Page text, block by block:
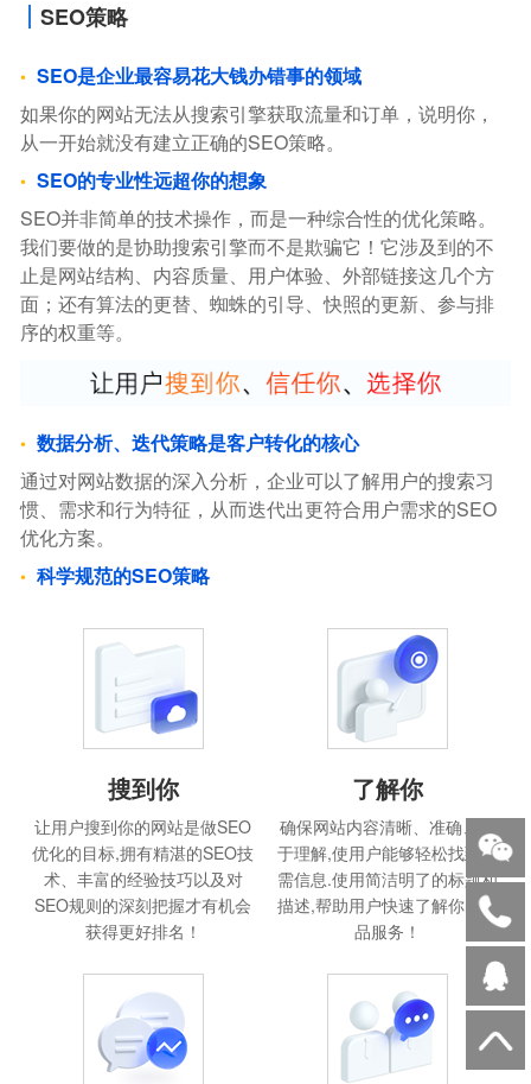
SEO策略
SEO是企业最容易花大钱办错事的领域
如果你的网站无法从搜索引擎获取流量和订单，说明你，
从一开始就没有建立正确的SEO策略。
SEO的专业性远超你的想象
SEO并非简单的技术操作，而是一种综合性的优化策略。
我们要做的是协助搜索引擎而不是欺骗它！它涉及到的不
止是网站结构、内容质量、用户体验、外部链接这几个方
面；还有算法的更替、蜘蛛的引导、快照的更新、参与排
序的权重等。
数据分析、迭代策略是客户转化的核心
通过对网站数据的深入分析，企业可以了解用户的搜索习
惯、需求和行为特征，从而迭代出更符合用户需求的SEO
优化方案。
科学规范的SEO策略
搜到你
让用户搜到你的网站是做SEO
优化的目标,拥有精湛的SEO技
术、丰富的经验技巧以及对
SEO规则的深刻把握才有机会
获得更好排名！
了解你
确保网站内容清晰、准确、易
于理解,使用户能够轻松找到所
需信息.使用简洁明了的标题和
描述,帮助用户快速了解你的产
品服务！